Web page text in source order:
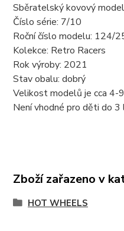
Sběratelský kovový
Číslo série: 7/10
Roční číslo modelu: 124/
Kolekce: Retro Racers
Rok výroby: 2021
Stav obalu: dobrý
Velikost modelů je cca 4-
Není vhodné pro děti do 3
Zboží zařazeno v
HOT WHEELS